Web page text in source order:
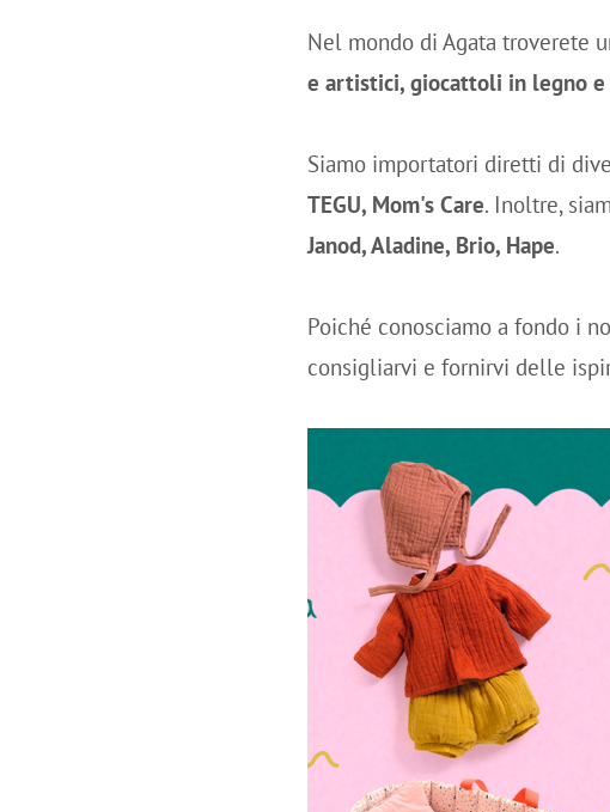
Nel mondo di Agata troverete
e artistici, giocattoli in legno
Siamo importatori diretti di
TEGU, Mom's Care. Inoltre,
Janod, Aladine, Brio, Hape.
Poiché conosciamo a fondo i
consigliarvi e fornirvi delle